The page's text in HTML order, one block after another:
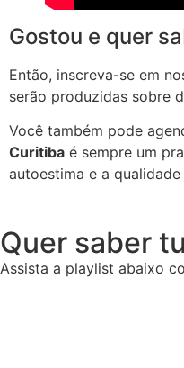
Gostou e quer
Então, inscreva-se em
serão produzidas sobre
Você também pode
Curitiba é sempre um
autoestima e a
Quer saber
Assista a playlist abaixo